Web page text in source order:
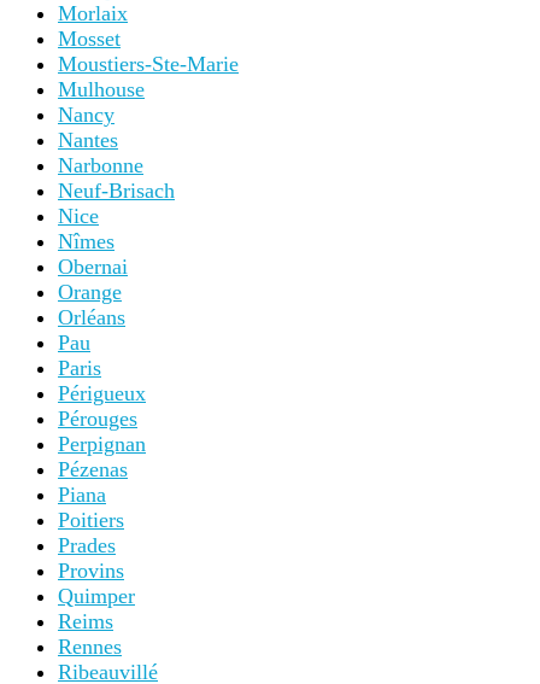
Morlaix
Mosset
Moustiers-Ste-Marie
Mulhouse
Nancy
Nantes
Narbonne
Neuf-Brisach
Nice
Nîmes
Obernai
Orange
Orléans
Pau
Paris
Périgueux
Pérouges
Perpignan
Pézenas
Piana
Poitiers
Prades
Provins
Quimper
Reims
Rennes
Ribeauvillé